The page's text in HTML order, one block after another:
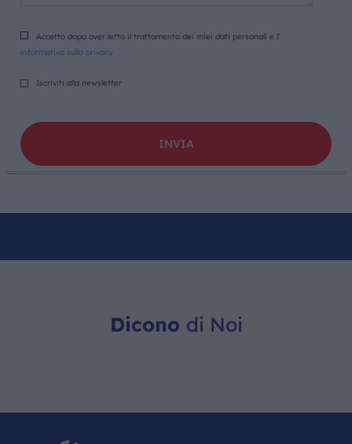
Accetto dopo aver letto il trattamento dei miei dati personali e l’
informativa sulla privacy
Iscriviti alla newsletter
Dicono di Noi